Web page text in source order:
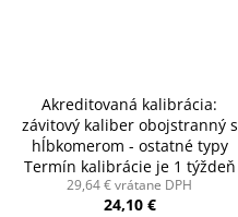
Akreditovaná kalibrácia:
závitový kaliber obojstranný s
hĺbkomerom - ostatné typy
závitov
Termín kalibrácie je 1 týždeň
29,64 € vrátane DPH
24,10 €